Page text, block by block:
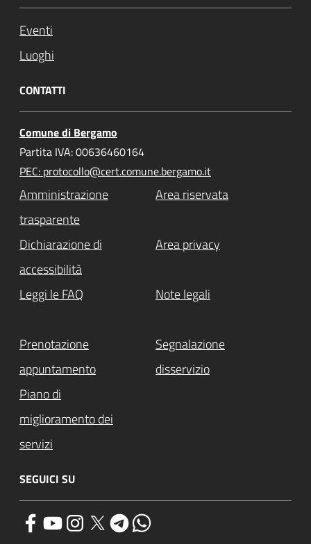
Eventi
Luoghi
CONTATTI
Comune di Bergamo
Partita IVA: 00636460164
PEC: protocollo@cert.comune.bergamo.it
Amministrazione
trasparente
Area riservata
Dichiarazione di
accessibilità
Area privacy
Leggi le FAQ Note legali
Prenotazione
appuntamento
Segnalazione
disservizio
Piano di
miglioramento dei
servizi
SEGUICI SU